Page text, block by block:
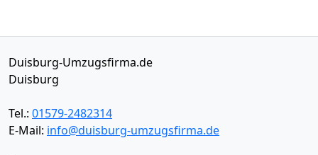
Duisburg-Umzugsfirma.de
Duisburg
Tel.: 01579-2482314
E-Mail: info@duisburg-umzugsfirma.de